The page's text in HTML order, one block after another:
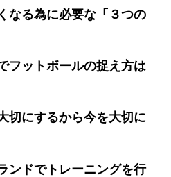
なる為に必要な「３つの
フットボールの捉え方は
切にするから今を大切に
ンドでトレーニングを行